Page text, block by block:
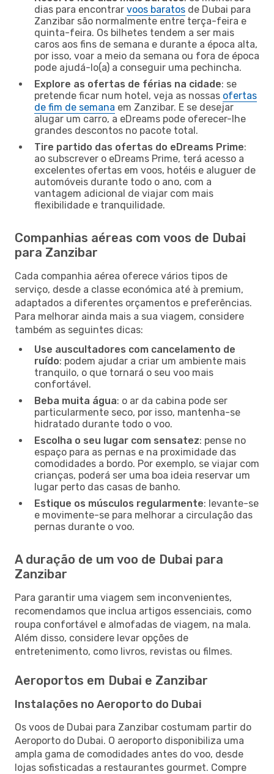
dias para encontrar voos baratos de Dubai para
Zanzibar são normalmente entre terça-feira e
quinta-feira. Os bilhetes tendem a ser mais
caros aos fins de semana e durante a época alta,
por isso, voar a meio da semana ou fora de época
pode ajudá-lo(a) a conseguir uma pechincha.
Explore as ofertas de férias na cidade: se
pretende ficar num hotel, veja as nossas ofertas
de fim de semana em Zanzibar. E se desejar
alugar um carro, a eDreams pode oferecer-lhe
grandes descontos no pacote total.
Tire partido das ofertas do eDreams Prime:
ao subscrever o eDreams Prime, terá acesso a
excelentes ofertas em voos, hotéis e aluguer de
automóveis durante todo o ano, com a
vantagem adicional de viajar com mais
flexibilidade e tranquilidade.
Companhias aéreas com voos de Dubai
para Zanzibar
Cada companhia aérea oferece vários tipos de
serviço, desde a classe económica até à premium,
adaptados a diferentes orçamentos e preferências.
Para melhorar ainda mais a sua viagem, considere
também as seguintes dicas:
Use auscultadores com cancelamento de
ruído: podem ajudar a criar um ambiente mais
tranquilo, o que tornará o seu voo mais
confortável.
Beba muita água: o ar da cabina pode ser
particularmente seco, por isso, mantenha-se
hidratado durante todo o voo.
Escolha o seu lugar com sensatez: pense no
espaço para as pernas e na proximidade das
comodidades a bordo. Por exemplo, se viajar com
crianças, poderá ser uma boa ideia reservar um
lugar perto das casas de banho.
Estique os músculos regularmente: levante-se
e movimente-se para melhorar a circulação das
pernas durante o voo.
A duração de um voo de Dubai para
Zanzibar
Para garantir uma viagem sem inconvenientes,
recomendamos que inclua artigos essenciais, como
roupa confortável e almofadas de viagem, na mala.
Além disso, considere levar opções de
entretenimento, como livros, revistas ou filmes.
Aeroportos em Dubai e Zanzibar
Instalações no Aeroporto do Dubai
Os voos de Dubai para Zanzibar costumam partir do
Aeroporto do Dubai. O aeroporto disponibiliza uma
ampla gama de comodidades antes do voo, desde
lojas sofisticadas a restaurantes gourmet. Compre